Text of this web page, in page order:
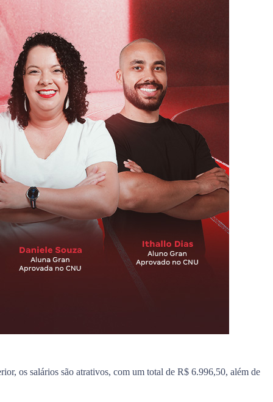
os salários são atrativos, com um total de R$ 6.996,50, além de